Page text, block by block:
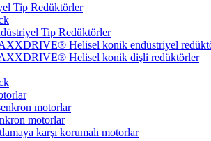
Tip Redüktörler
Tip Redüktörler
Helisel konik endüstriyel
Helisel konik dişli redüktörler
motorlar
motorlar
karşı korumalı motorlar